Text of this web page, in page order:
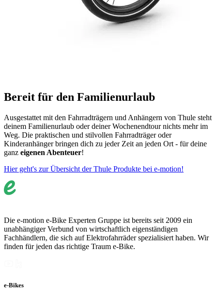
Bereit für den Familienurlaub
Ausgestattet mit den Fahrradträgern und Anhängern von Thule steht
deinem Familienurlaub oder deiner Wochenendtour nichts mehr im
Weg. Die praktischen und stilvollen Fahrradträger oder
Kinderanhänger bringen dich zu jeder Zeit an jeden Ort - für deine
ganz eigenen Abenteuer!
Hier geht's zur Übersicht der Thule Produkte bei e-motion!
Die e-motion e-Bike Experten Gruppe ist bereits seit 2009 ein
unabhängiger Verbund von wirtschaftlich eigenständigen
Fachhändlern, die sich auf Elektrofahrräder spezialisiert haben. Wir
finden für jeden das richtige Traum e-Bike.
e-Bikes